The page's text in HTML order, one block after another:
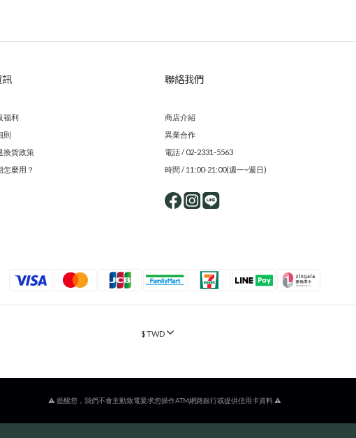
福利
則
換貨政策
怎麼用？
聯絡我們
商店介紹
異業合作
電話 / 02-2331-5563
時間 / 11:00-21:00(週一~週日)
$TWD
⚠️ 提醒您，我們不會主動致電要求您操作ATM網路銀行或提供信用卡資料 ⚠️